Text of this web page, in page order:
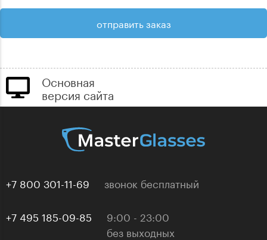
Основная
версия сайта
+7 800 301-11-69 звонок бесплатный
+7 495 185-09-85
9:00 - 23:00
без выходных